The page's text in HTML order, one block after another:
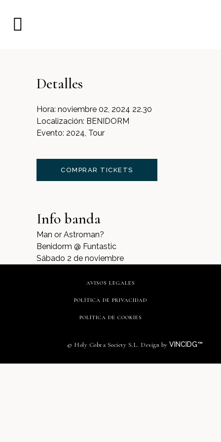
Detalles
Hora: noviembre 02, 2024 22.30
Localización: BENIDORM
Evento: 2024, Tour
COMPRAR TICKETS
Info banda
Man or Astroman?
Benidorm @ Funtastic
Sábado 2 de noviembre
AVISOS LEGALES
POLÍTICA DE PRIVACIDAD
POLÍTICA DE COOKIES
© Holy Cobra Society S.L. Design by VINCIDG™